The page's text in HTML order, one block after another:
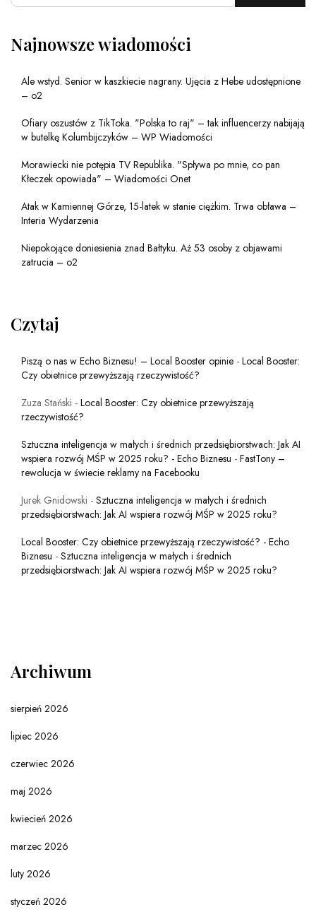
Najnowsze wiadomości
Ale wstyd. Senior w kaszkiecie nagrany. Ujęcia z Hebe udostępnione
– o2
Ofiary oszustów z TikToka. "Polska to raj" – tak influencerzy nabijają
w butelkę Kolumbijczyków – WP Wiadomości
Morawiecki nie potępia TV Republika. "Spływa po mnie, co pan
Kłeczek opowiada" – Wiadomości Onet
Atak w Kamiennej Górze, 15-latek w stanie ciężkim. Trwa obława –
Interia Wydarzenia
Niepokojące doniesienia znad Bałtyku. Aż 53 osoby z objawami
zatrucia – o2
Czytaj
Piszą o nas w Echo Biznesu! – Local Booster opinie - Local Booster:
Czy obietnice przewyższają rzeczywistość?
Zuza Stański - Local Booster: Czy obietnice przewyższają
rzeczywistość?
Sztuczna inteligencja w małych i średnich przedsiębiorstwach: Jak AI
wspiera rozwój MŚP w 2025 roku? - Echo Biznesu - FastTony –
rewolucja w świecie reklamy na Facebooku
Jurek Gnidowski - Sztuczna inteligencja w małych i średnich
przedsiębiorstwach: Jak AI wspiera rozwój MŚP w 2025 roku?
Local Booster: Czy obietnice przewyższają rzeczywistość? - Echo
Biznesu - Sztuczna inteligencja w małych i średnich
przedsiębiorstwach: Jak AI wspiera rozwój MŚP w 2025 roku?
Archiwum
sierpień 2026
lipiec 2026
czerwiec 2026
maj 2026
kwiecień 2026
marzec 2026
luty 2026
styczeń 2026